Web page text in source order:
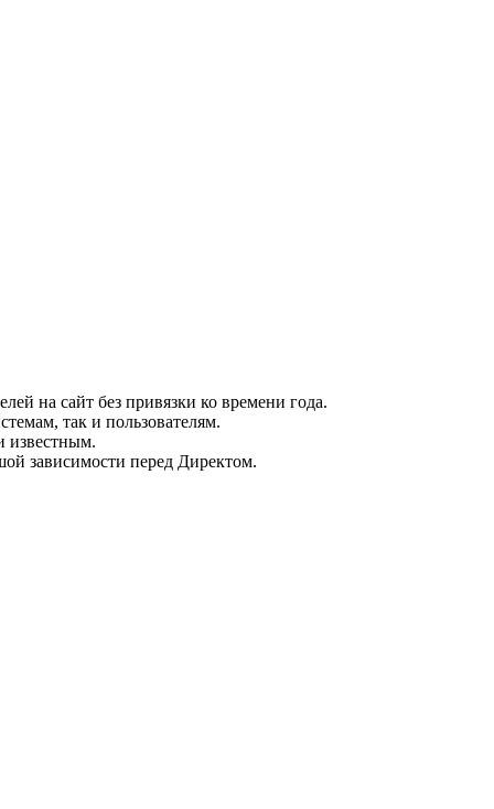
на сайт без привязки ко времени года.
так и пользователям.
известным.
зависимости перед Директом.